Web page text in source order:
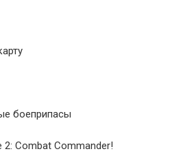
боеприпасы
Combat Commander!